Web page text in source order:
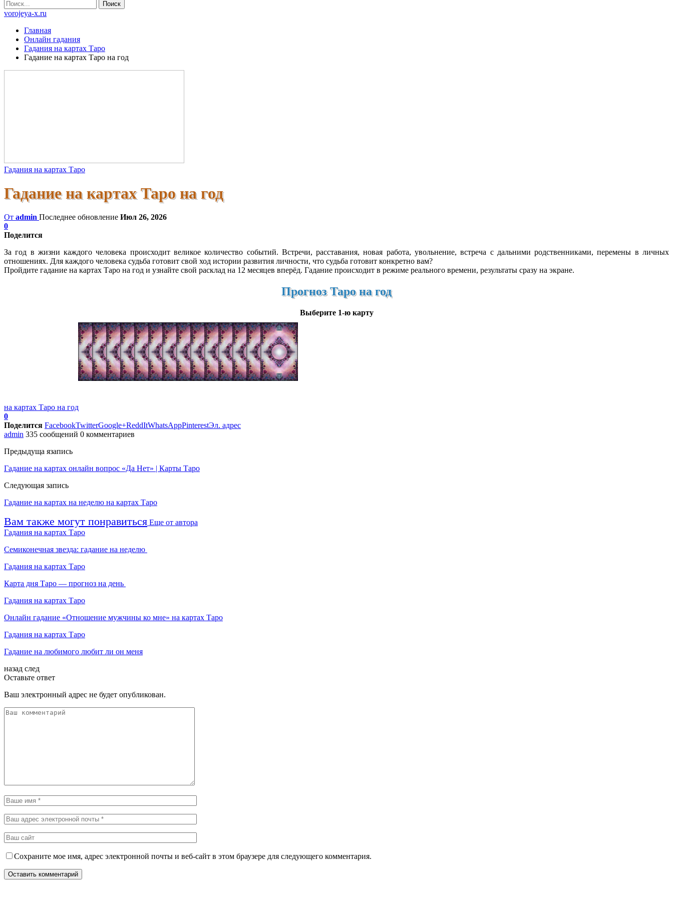
vorojeya-x.ru
Главная
Онлайн гадания
Гадания на картах Таро
Гадание на картах Таро на год
Гадания на картах Таро
Гадание на картах Таро на год
От admin Последнее обновление Июл 26, 2026
0
Поделится
За год в жизни каждого человека происходит великое количество событий. Встречи, расставания, новая работа, увольнение, встреча с дальними родственниками, перемены в личных
отношениях. Для каждого человека судьба готовит свой ход истории развития личности, что судьба готовит конкретно вам?
Пройдите гадание на картах Таро на год и узнайте свой расклад на 12 месяцев вперёд. Гадание происходит в режиме реального времени, результаты сразу на экране.
Прогноз Таро на год
Выберите 1-ю карту
на картах Таро на год
0
Поделится FacebookTwitterGoogle+ReddItWhatsAppPinterestЭл. адрес
admin 335 сообщений 0 комментариев
Предыдуща язапись
Гадание на картах онлайн вопрос «Да Нет» | Карты Таро
Следующая запись
Гадание на картах на неделю на картах Таро
Вам также могут понравиться Еще от автора
Гадания на картах Таро
Семиконечная звезда: гадание на неделю
Гадания на картах Таро
Карта дня Таро — прогноз на день
Гадания на картах Таро
Онлайн гадание «Отношение мужчины ко мне» на картах Таро
Гадания на картах Таро
Гадание на любимого любит ли он меня
назад след
Оставьте ответ
Ваш электронный адрес не будет опубликован.
Сохраните мое имя, адрес электронной почты и веб-сайт в этом браузере для следующего комментария.